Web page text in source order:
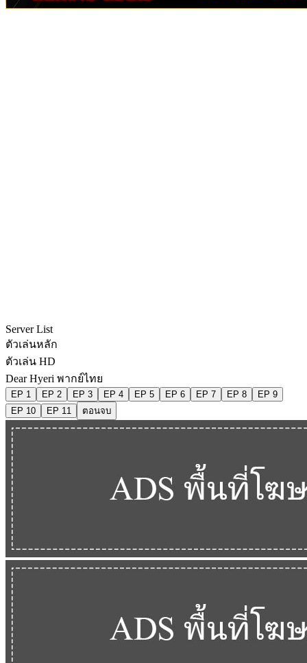
Server List
ตัวเล่นหลัก
ตัวเล่น HD
Dear Hyeri พากย์ไทย
EP 1 EP 2 EP 3 EP 4 EP 5 EP 6 EP 7 EP 8
EP 9
EP 10
EP 11 ตอนจบ